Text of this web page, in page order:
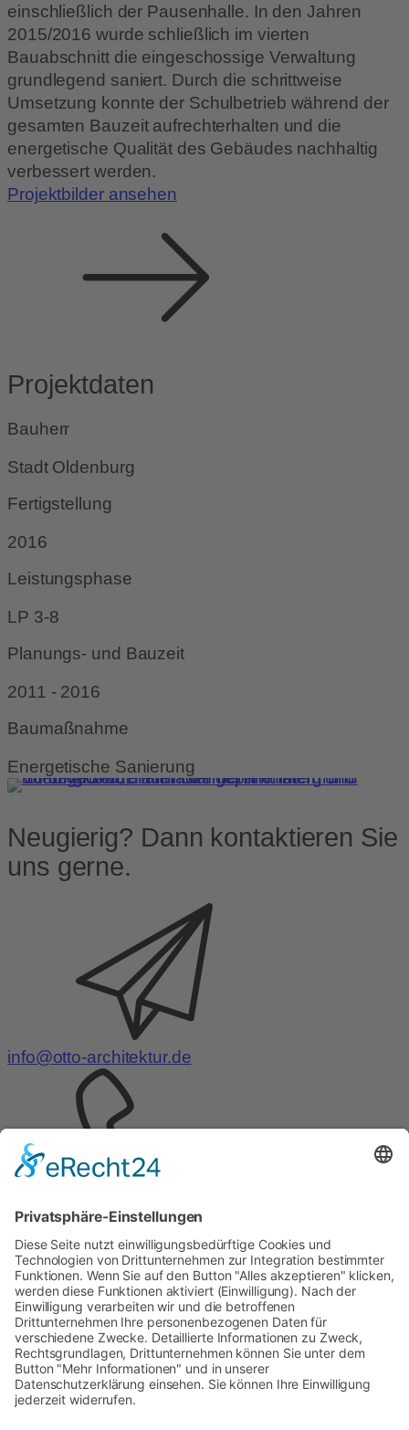
einschließlich der Pausenhalle. In den Jahren
2015/2016 wurde schließlich im vierten
Bauabschnitt die eingeschossige Verwaltung
grundlegend saniert. Durch die schrittweise
Umsetzung konnte der Schulbetrieb während der
gesamten Bauzeit aufrechterhalten und die
energetische Qualität des Gebäudes nachhaltig
verbessert werden.
Projektbilder ansehen
Projektdaten
Bauherr
Stadt Oldenburg
Fertigstellung
2016
Leistungsphase
LP 3-8
Planungs- und Bauzeit
2011 - 2016
Baumaßnahme
Energetische Sanierung
Neugierig? Dann kontaktieren Sie
uns gerne.
info@otto-architektur.de
Telefon:0441 – 999575-0
29
Gartenstraße 22A